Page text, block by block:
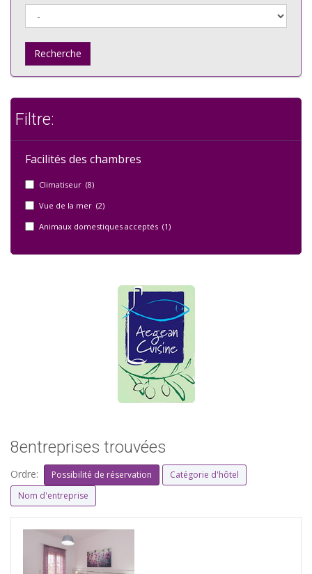
Recherche
Filtre:
Facilités des chambres
Climatiseur (8)
Vue de la mer (2)
Animaux domestiques acceptés (1)
8entreprises trouvées
Ordre: Possibilité de réservation
Catégorie d'hôtel
Nom d'entreprise